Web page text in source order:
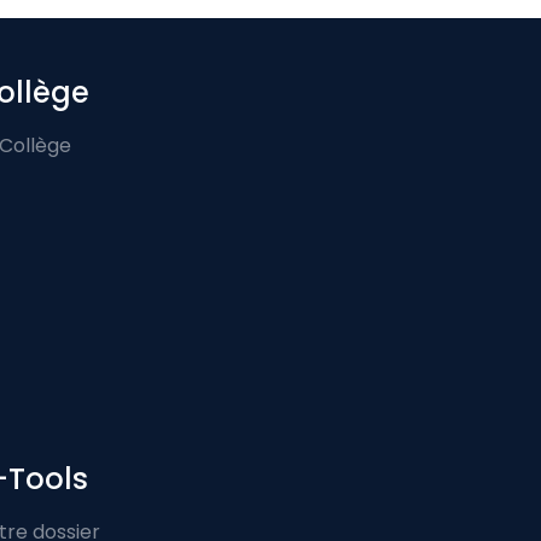
dossier